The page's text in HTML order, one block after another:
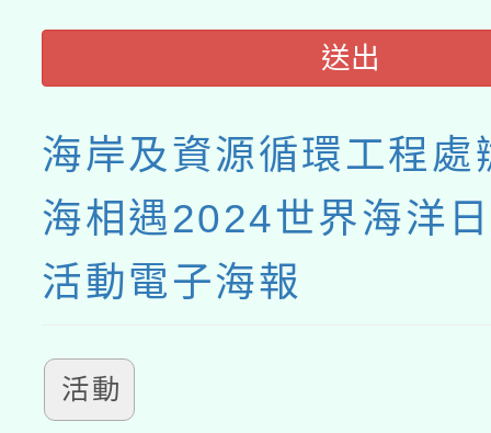
送出
海岸及資源循環工程處
海相遇2024世界海洋
活動電子海報
活動